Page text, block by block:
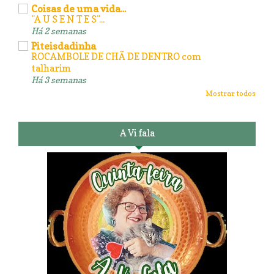
Coisas de uma vida...
"A U S E N T E S"...
Há 2 semanas
Piteisdadinha
ROCAMBOLE DE CHÃ DE DENTRO com
talharim
Há 3 semanas
Mostrar todos
A Vi fala